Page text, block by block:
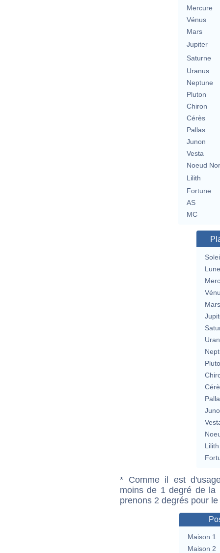
Mercure
Vénus
Mars
Jupiter
Saturne
Uranus
Neptune
Pluton
Chiron
Cérès
Pallas
Junon
Vesta
Noeud
Lilith
Fortune
AS
MC
Lune
Mars
Lilith
* Comme il est
moins de 1 degré de la
prenons 2 degrés pour
Maison 1
Maison 2